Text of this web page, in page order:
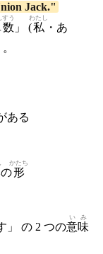
Jack."
数
すう
」 (私
わたし
・あ
ある
の形
かたち
」 の 2 つの意味
いみ